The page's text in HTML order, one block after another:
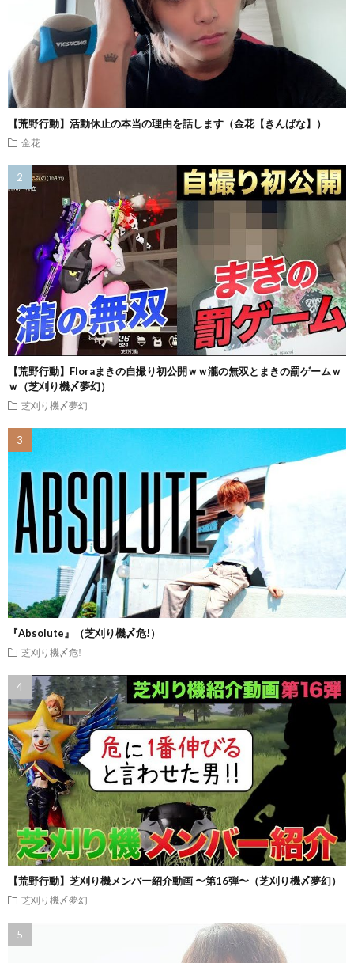
【荒野行動】活動休止の本当の理由を話します（金花【きんばな】）
金花
【荒野行動】Floraまきの自撮り初公開ｗｗ瀧の無双とまきの罰ゲームｗ
ｗ（芝刈り機〆夢幻）
芝刈り機〆夢幻
『Absolute』（芝刈り機〆危!）
芝刈り機〆危!
【荒野行動】芝刈り機メンバー紹介動画 〜第16弾〜（芝刈り機〆夢幻）
芝刈り機〆夢幻